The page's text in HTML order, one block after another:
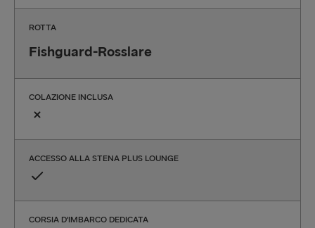
ROTTA
Fishguard-Rosslare
COLAZIONE INCLUSA
ACCESSO ALLA STENA PLUS LOUNGE
CORSIA D’IMBARCO DEDICATA